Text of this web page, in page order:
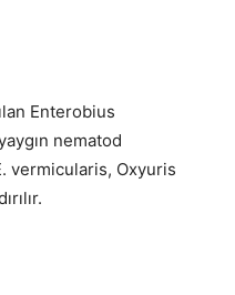
Enterobius
nematod
vermicularis, Oxyuris